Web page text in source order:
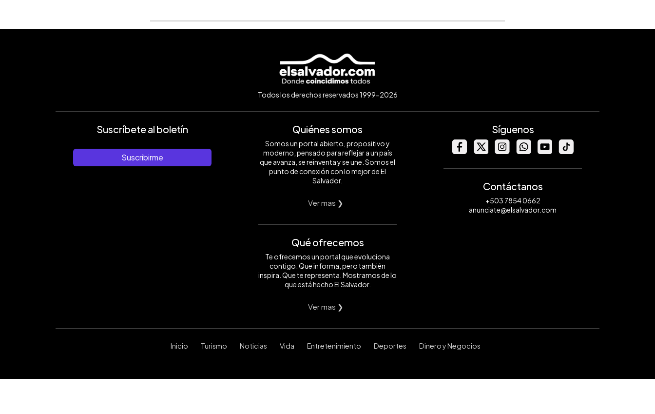
Todos los derechos reservados 1999-2026
Suscríbete al boletín
Suscribirme
Quiénes somos
Somos un portal abierto, propositivo y
moderno, pensado para reflejar a un país
que avanza, se reinventa y se une. Somos el
punto de conexión con lo mejor de El
Salvador.
Ver mas ❯
Qué ofrecemos
Te ofrecemos un portal que evoluciona
contigo. Que informa, pero también
inspira. Que te representa. Mostramos de lo
que está hecho El Salvador.
Ver mas ❯
Síguenos
Contáctanos
+503 7854 0662
anunciate@elsalvador.com
Inicio Turismo Noticias Vida Entretenimiento Deportes Dinero y Negocios